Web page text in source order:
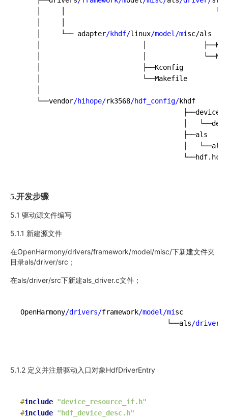
│     │
    │     └── adapter
/khdf/linux/model/mi sc/als
│                         │
│                         │
    │                         ├──Kconfig
    │                         └──Makefile
    └──vendor
/hihope/rk3568/hdf_config/khdf
│
                                        ├──als
│
                                        └──hdf.hcs
5.开发步骤
5.1 驱动源文件编写
5.1.1 新建源文件
在OpenHarmony/drivers/framework/model/misc/下新建文件夹
目录als/driver/src；
在als/driver/src下新建als_driver.c文件；
OpenHarmony/drivers/framework/model/mi sc
                                    └──als
/driver/
5.1.2 定义并注册驱动入口对象HdfDriverEntry
#include "device_resource_if.h"
#include "hdf_device_desc.h"